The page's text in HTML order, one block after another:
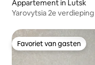
Appartement in Lutsk
Yarovytsia 2e verdieping
Favoriet van gasten
Favoriet van gasten